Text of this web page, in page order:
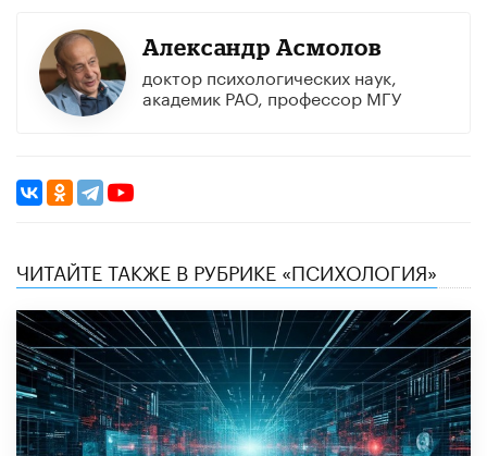
Александр Асмолов
доктор психологических наук,
академик РАО, профессор МГУ
ЧИТАЙТЕ ТАКЖЕ В РУБРИКЕ «ПСИХОЛОГИЯ»